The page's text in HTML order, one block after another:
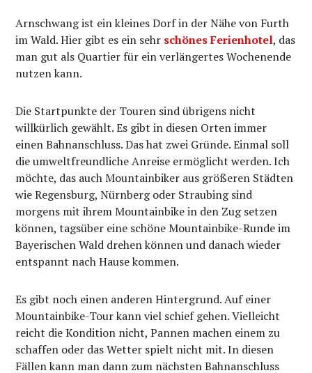
Arnschwang ist ein kleines Dorf in der Nähe von Furth
im Wald. Hier gibt es ein sehr schönes Ferienhotel, das
man gut als Quartier für ein verlängertes Wochenende
nutzen kann.
Die Startpunkte der Touren sind übrigens nicht
willkürlich gewählt. Es gibt in diesen Orten immer
einen Bahnanschluss. Das hat zwei Gründe. Einmal soll
die umweltfreundliche Anreise ermöglicht werden. Ich
möchte, das auch Mountainbiker aus größeren Städten
wie Regensburg, Nürnberg oder Straubing sind
morgens mit ihrem Mountainbike in den Zug setzen
können, tagsüber eine schöne Mountainbike-Runde im
Bayerischen Wald drehen können und danach wieder
entspannt nach Hause kommen.
Es gibt noch einen anderen Hintergrund. Auf einer
Mountainbike-Tour kann viel schief gehen. Vielleicht
reicht die Kondition nicht, Pannen machen einem zu
schaffen oder das Wetter spielt nicht mit. In diesen
Fällen kann man dann zum nächsten Bahnanschluss